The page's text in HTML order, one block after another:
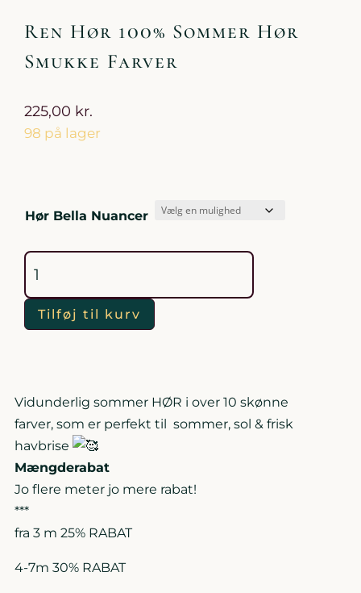
Ren Hør 100% Sommer Hør
Smukke Farver
225,00 kr.
98 på lager
Hør Bella Nuancer
Ren
Hør
100%
Sommer
HørFarver
antal
Tilføj til kurv
Vidunderlig sommer HØR i over 10 skønne
farver, som er perfekt til sommer, sol & frisk
havbrise
Mængderabat
Jo flere meter jo mere rabat!
***
fra 3 m 25% RABAT
4-7m 30% RABAT